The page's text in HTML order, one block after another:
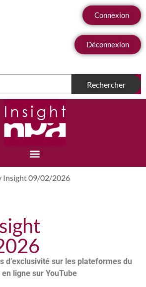
Connexion
Déconnexion
Insight 09/02/2026
d’exclusivité sur les plateformes du
ligne sur YouTube